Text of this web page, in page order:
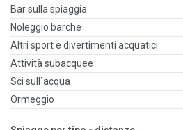
Bar sulla spiaggia
Noleggio barche
Altri sport e divertimenti acquatici
Attività subacquee
Sci sull`acqua
Ormeggio